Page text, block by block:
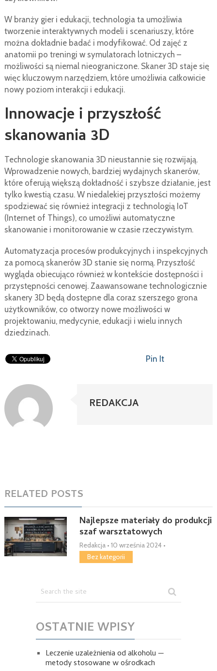
W branży gier i edukacji, technologia ta umożliwia
tworzenie interaktywnych modeli i scenariuszy, które
można dokładnie badać i modyfikować. Od zajęć z
anatomii po treningi w symulatorach lotniczych –
możliwości są niemal nieograniczone. Skaner 3D staje się
więc kluczowym narzędziem, które umożliwia całkowicie
nowy poziom interakcji i edukacji.
Innowacje i przyszłość
skanowania 3D
Technologie skanowania 3D nieustannie się rozwijają.
Wprowadzenie nowych, bardziej wydajnych skanerów,
które oferują większą dokładność i szybsze działanie, jest
tylko kwestią czasu. W niedalekiej przyszłości możemy
spodziewać się również integracji z technologią IoT
(Internet of Things), co umożliwi automatyczne
skanowanie i monitorowanie w czasie rzeczywistym.
Automatyzacja procesów produkcyjnych i inspekcyjnych
za pomocą skanerów 3D stanie się normą. Przyszłość
wygląda obiecująco również w kontekście dostępności i
przystępności cenowej. Zaawansowane technologicznie
skanery 3D będą dostępne dla coraz szerszego grona
użytkowników, co otworzy nowe możliwości w
projektowaniu, medycynie, edukacji i wielu innych
dziedzinach.
Pin It
REDAKCJA
RELATED POSTS
Najlepsze materiały do produkcji
szaf warsztatowych
Redakcja • 10 września 2024•
Bez kategorii
OSTATNIE WPISY
Leczenie uzależnienia od alkoholu —
metody stosowane w ośrodkach